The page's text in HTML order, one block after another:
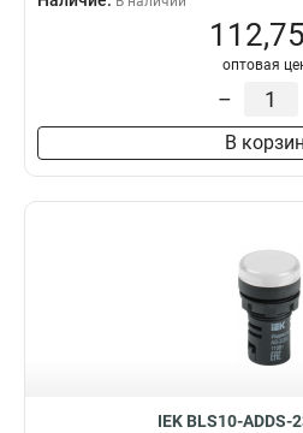
оптовая
–
В
IEK BLS10-ADDS-